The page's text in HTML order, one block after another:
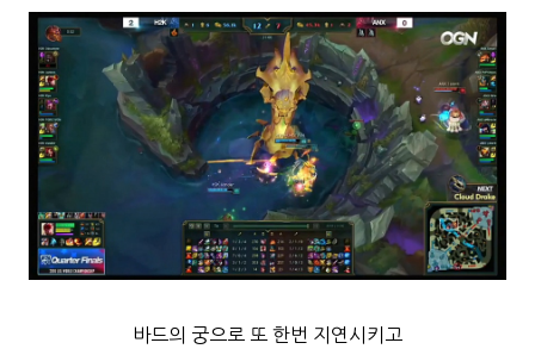
바드의 궁으로 또 한번 지연시키고